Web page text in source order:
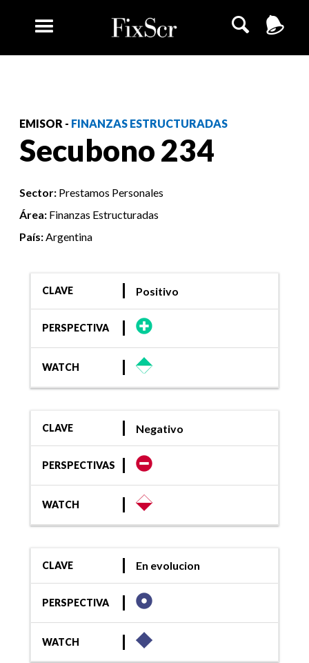
EMISOR - FINANZAS ESTRUCTURADAS
Secubono 234
Sector: Prestamos Personales
Área: Finanzas Estructuradas
País:Argentina
CLAVE Positivo
PERSPECTIVA
WATCH
CLAVE Negativo
PERSPECTIVAS
WATCH
CLAVE En evolucion
PERSPECTIVA
WATCH